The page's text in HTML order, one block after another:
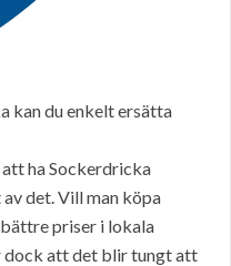
kan du enkelt ersätta
ha Sockerdricka
det. Vill man köpa
priser i lokala
att det blir tungt att